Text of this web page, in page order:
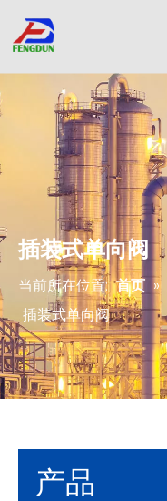
插装式单向阀
当前所在位置: 首页 »
插装式单向阀
产品